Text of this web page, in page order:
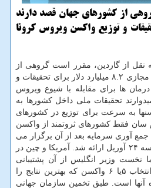
از كشورهای جهان قصد دارند
تحقیقات و توزیع واكسن ویروس كرونا
نقل از گاردین، مقرر است گروهی از
رهبرهای جهان در یک اجلاس مجازی ۸.۲ میلیارد دلار برای تحقیقات و
ها برای مقابله با شیوع ویروس
تحقیقات ملی داخل کشورها به
به سرعت برای توزیع در کشورهای
سان فقط کشورهای ثروتمند از واکسن
جمع آوری سرمایه بعد از آن برگزار می
گردد که طرح اولیه آن در جلسه ۲۴ آوریل ارائه شد. آمریکا و چین در
نخست وزیر انگلیس از آن پشتیبانی
کرد. هدف اصلی این طرح انتخاب ۵یا ۶ واکسن که بهترین نتایج را
آنها است. طبق تخمین سازمان جهانی